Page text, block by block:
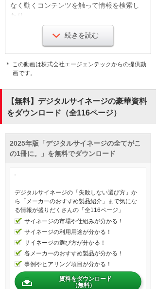
なく動くコンテンツを触って情報を検索し
たり
欲しい情報を持ち帰って友人と共有できま
さらに販促・接客ツールとして効果測定の
明確化と
店舗とお客様をつなぐことができるサイネ
「見る」は決まったスケジュールで、コン
コンテンツを流すことができます
欲しい情報があればBeacon、QRコード、短
縮urlを利用して持ち帰ることができます
そして、メール、SNS、リンクで拡散する
ことや、情報を検索したり動くコンテンツ
を閲覧することができます
続きを読む
＊ この動画は株式会社エージェンテックからの提供動
画です。
【無料】デジタルサイネージの豪華資料
をダウンロード（全116ページ）
2025年版「デジタルサイネージの全てがこ
の1冊に。」を無料でダウンロード
デジタルサイネージの「失敗しない選び方」か
ら「メーカーのおすすめ製品紹介」まで気にな
る情報が盛りだくさんの「全116ページ」
サイネージの市場や仕組みが分かる！
サイネージの利用用途が分かる！
サイネージの選び方が分かる！
各メーカーのおすすめ製品が分かる！
事例やヒアリング項目が分かる！
資料をダウンロード
（無料）